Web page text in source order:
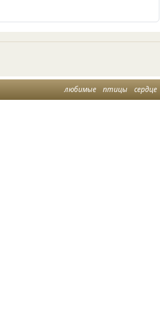
любимые птицы сердце